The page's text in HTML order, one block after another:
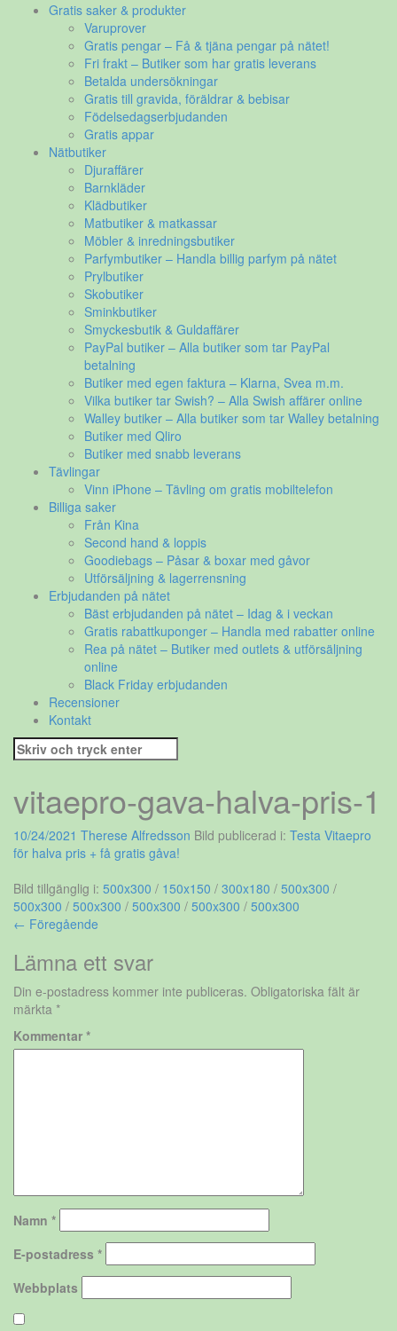
Gratis saker & produkter
Varuprover
Gratis pengar – Få & tjäna pengar på nätet!
Fri frakt – Butiker som har gratis leverans
Betalda undersökningar
Gratis till gravida, föräldrar & bebisar
Födelsedagserbjudanden
Gratis appar
Nätbutiker
Djuraffärer
Barnkläder
Klädbutiker
Matbutiker & matkassar
Möbler & inredningsbutiker
Parfymbutiker – Handla billig parfym på nätet
Prylbutiker
Skobutiker
Sminkbutiker
Smyckesbutik & Guldaffärer
PayPal butiker – Alla butiker som tar PayPal
betalning
Butiker med egen faktura – Klarna, Svea m.m.
Vilka butiker tar Swish? – Alla Swish affärer online
Walley butiker – Alla butiker som tar Walley betalning
Butiker med Qliro
Butiker med snabb leverans
Tävlingar
Vinn iPhone – Tävling om gratis mobiltelefon
Billiga saker
Från Kina
Second hand & loppis
Goodiebags – Påsar & boxar med gåvor
Utförsäljning & lagerrensning
Erbjudanden på nätet
Bäst erbjudanden på nätet – Idag & i veckan
Gratis rabattkuponger – Handla med rabatter online
Rea på nätet – Butiker med outlets & utförsäljning
online
Black Friday erbjudanden
Recensioner
Kontakt
Sök
efter:
vitaepro-gava-halva-pris-1
10/24/2021 Therese Alfredsson Bild publicerad i: Testa Vitaepro
för halva pris + få gratis gåva!
Bild tillgänglig i: 500x300 / 150x150 / 300x180 / 500x300 /
500x300 / 500x300 / 500x300 / 500x300 / 500x300
← Föregående
Lämna ett svar
Din e-postadress kommer inte publiceras. Obligatoriska fält är
märkta *
Kommentar *
Namn *
E-postadress *
Webbplats